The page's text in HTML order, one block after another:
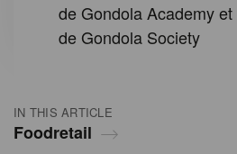
IN THIS ARTICLE
Foodretail
de Gondola Academy
de Gondola Society